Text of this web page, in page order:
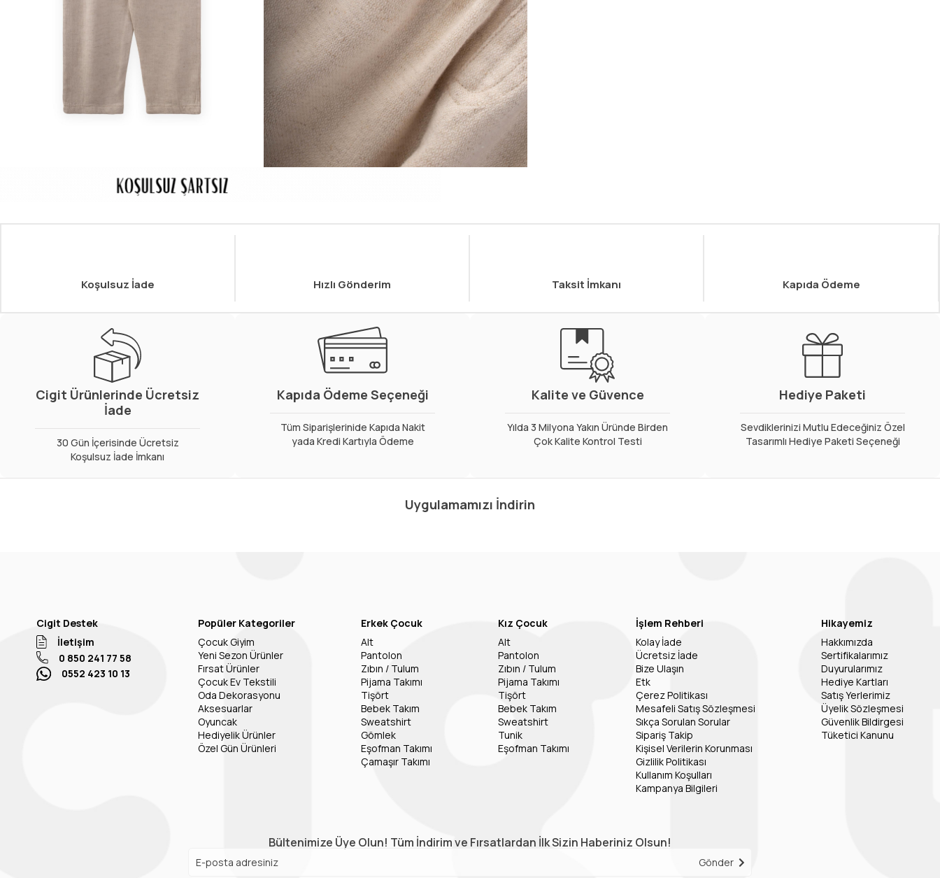
Koşulsuz İade Hızlı Gönderim Taksit İmkanı Kapıda Ödeme
Cigit Ürünlerinde Ücretsiz
İade
30 Gün İçerisinde Ücretsiz
Koşulsuz İade İmkanı
Kapıda Ödeme Seçeneği
Tüm Siparişlerinide Kapıda Nakit
yada Kredi Kartıyla Ödeme
Kalite ve Güvence
Yılda 3 Milyona Yakın Üründe Birden
Çok Kalite Kontrol Testi
Hediye Paketi
Sevdiklerinizi Mutlu Edeceğiniz Özel
Tasarımlı Hediye Paketi Seçeneği
Uygulamamızı İndirin
Cigit Destek
İletişim
0 850 241 77 58
0552 423 10 13
Popüler Kategoriler
Çocuk Giyim
Yeni Sezon Ürünler
Fırsat Ürünler
Çocuk Ev Tekstili
Oda Dekorasyonu
Aksesuarlar
Oyuncak
Hediyelik Ürünler
Özel Gün Ürünleri
Erkek Çocuk
Alt
Pantolon
Zıbın / Tulum
Pijama Takımı
Tişört
Bebek Takım
Sweatshirt
Gömlek
Eşofman Takımı
Çamaşır Takımı
Kız Çocuk
Alt
Pantolon
Zıbın / Tulum
Pijama Takımı
Tişört
Bebek Takım
Sweatshirt
Tunik
Eşofman Takımı
İşlem Rehberi
Kolay İade
Ücretsiz İade
Bize Ulaşın
Etk
Çerez Politikası
Mesafeli Satış Sözleşmesi
Sıkça Sorulan Sorular
Sipariş Takip
Kişisel Verilerin Korunması
Gizlilik Politikası
Kullanım Koşulları
Kampanya Bilgileri
Hikayemiz
Hakkımızda
Sertifikalarımız
Duyurularımız
Hediye Kartları
Satış Yerlerimiz
Üyelik Sözleşmesi
Güvenlik Bildirgesi
Tüketici Kanunu
Bültenimize Üye Olun! Tüm İndirim ve Fırsatlardan İlk Sizin Haberiniz Olsun!
Gönder